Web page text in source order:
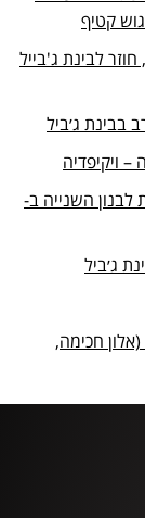
קטיף
לבינת ג'בייל
בבינת ג׳ביל
ויקיפדיה
ב- 2005 לבין מלחמת לבנון השנייה ב-
ג׳ביל
חכימה,